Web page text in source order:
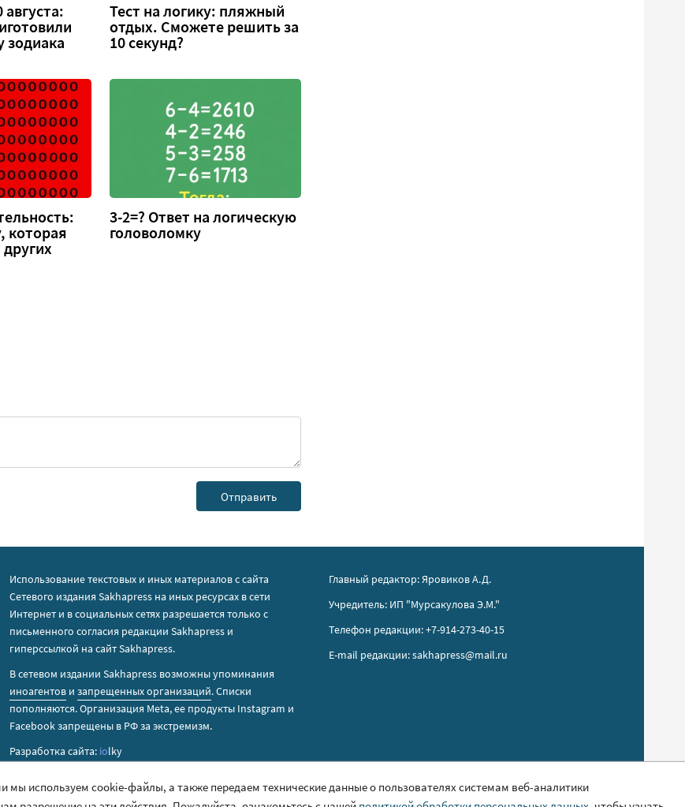
августа:
зодиака
Тест на логику: пляжный
отдых. Сможете решить за
10 секунд?
которая
3-2=? Ответ на логическую
головоломку
Использование текстовых и иных материалов с сайта
Сетевого издания Sakhapress на иных ресурсах в сети
Интернет и в социальных сетях разрешается только с
письменного согласия редакции Sakhapress и
гиперссылкой на сайт Sakhapress.
В сетевом издании Sakhapress возможны упоминания
иноагентов изапрещенных организаций. Списки
пополняются. Организация Metа, ее продукты Instagram и
Facebook запрещены в РФ за экстремизм.
Разработка сайта: iolky
Главный редактор: Яровиков А.Д.
Учредитель: ИП "Мурсакулова Э.М."
Телефон редакции: +7-914-273-40-15
E-mail редакции: sakhapress@mail.ru
используем cookie-файлы, а также передаем технические данные о пользователях системам веб-аналитики